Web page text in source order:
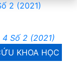
2 (2021)
Số 2 (2021)
KHOA HỌC